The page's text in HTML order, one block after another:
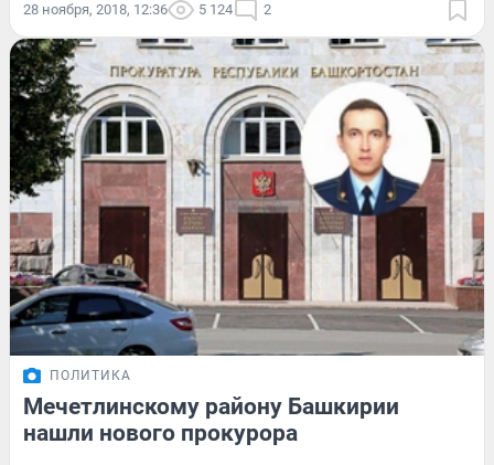
28 ноября, 2018, 12:36 5 124 2
ПОЛИТИКА
Мечетлинскому району Башкирии
нашли нового прокурора